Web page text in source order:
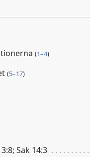
(1–4)
(5–17)
Sak 14:3